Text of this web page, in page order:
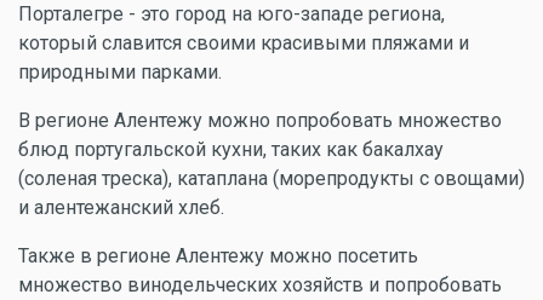
Порталегре - это город на юго-западе региона,
который славится своими красивыми пляжами и
природными парками.
В регионе Алентежу можно попробовать множество
блюд португальской кухни, таких как бакалхау
(соленая треска), катаплана (морепродукты с овощами)
и алентежанский хлеб.
Также в регионе Алентежу можно посетить
множество винодельческих хозяйств и попробовать